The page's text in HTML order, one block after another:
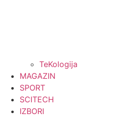
TeKologija
MAGAZIN
SPORT
SCITECH
IZBORI